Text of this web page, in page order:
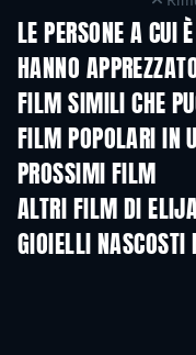
LE PERSONE A CUI
HANNO
FILM SIMILI CHE
FILM POPOLARI IN
PROSSIMI FILM
ALTRI FILM DI
GIOIELLI